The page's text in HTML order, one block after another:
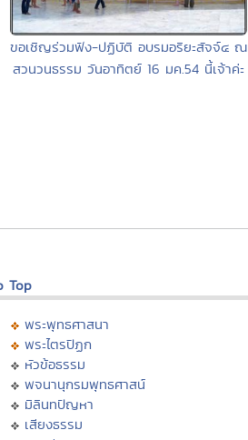
ขอเชิญร่วมฟัง-ปฏิบัติ อบรมอริยะสัจจ์๔ ณ
สวนวนธรรม วันอาทิตย์ 16 มค.54 นี้เจ้าค่ะ
Top
พระพุทธศาสนา
พระไตรปิฏก
หัวข้อธรรม
พจนานุกรมพุทธศาสน์
มิลินทปัญหา
เสียงธรรม